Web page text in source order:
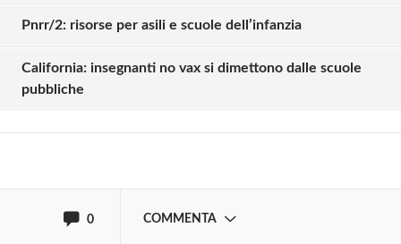
Pnrr/2: risorse per asili e scuole dell’infanzia
California: insegnanti no vax si dimettono dalle scuole
pubbliche
0 COMMENTA
Solo gli utenti registrati possono
Effettua il